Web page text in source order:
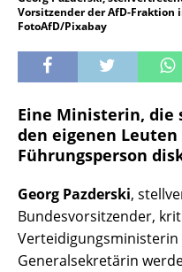
Vorsitzender der AfD-Fraktion
FotoAfD/Pixabay
Eine Ministerin, die
den eigenen
Führungsperson
Georg Pazderski,
Bundesvorsitzender,
Verteidigungsministerin
Generalsekretärin